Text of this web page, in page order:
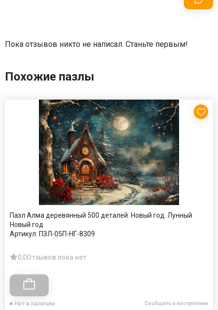
Пока отзывов никто не написал. Станьте первым!
Похожие пазлы
Пазл Алма деревянный 500 деталей. Новый год. Лунный
Новый год
Артикул: ПЗЛ-05П-НГ-8309
0,0Отзывов пока нет
Нет в наличии Сообщить о поступлении